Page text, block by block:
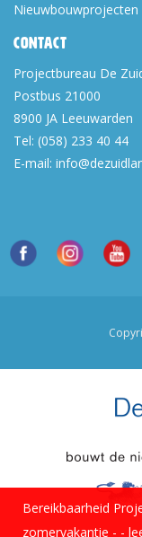
Nieuwbouwprojecten
Contact
Projectbureau De
Postbus 21000
8900 JA Leeuwarden
Tel: (058) 233 40 44
E-mail:
Bereikbaarheid
zomervakantie - -